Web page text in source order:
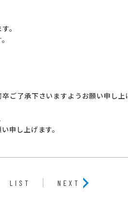
。
ご了承下さいますようお願い申し上
申し上げます。
LIST NEXT